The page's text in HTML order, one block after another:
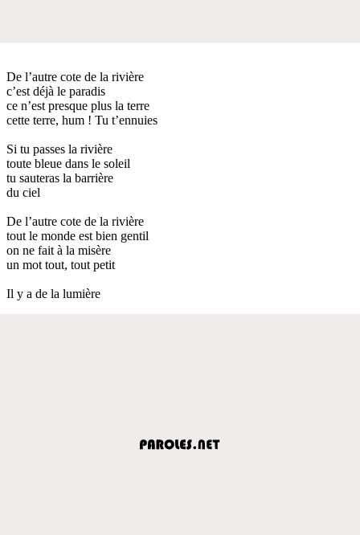
De l’autre cote de la rivière
c’est déjà le paradis
ce n’est presque plus la terre
cette terre, hum ! Tu t’ennuies
Si tu passes la rivière
toute bleue dans le soleil
tu sauteras la barrière
du ciel
De l’autre cote de la rivière
tout le monde est bien gentil
on ne fait à la misère
un mot tout, tout petit
Il y a de la lumière